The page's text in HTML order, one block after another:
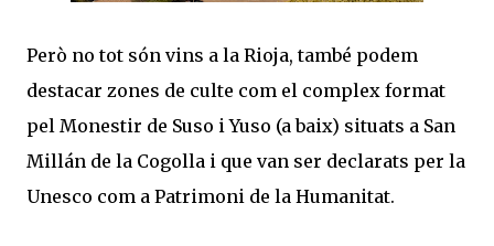
Però no tot són vins a la Rioja, també podem
destacar zones de culte com el complex format
pel Monestir de Suso i Yuso (a baix) situats a San
Millán de la Cogolla i que van ser declarats per la
Unesco com a Patrimoni de la Humanitat.